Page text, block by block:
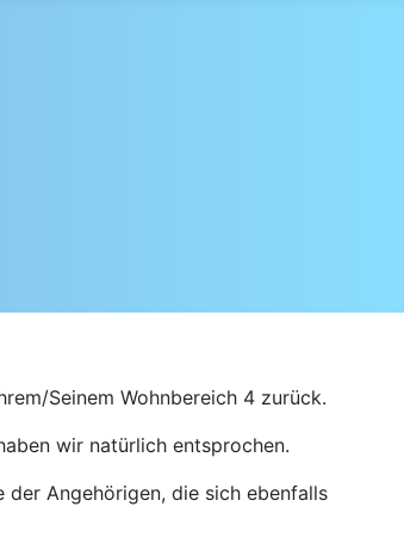
Seinem Wohnbereich 4 zurück.
wir natürlich entsprochen.
Angehörigen, die sich ebenfalls